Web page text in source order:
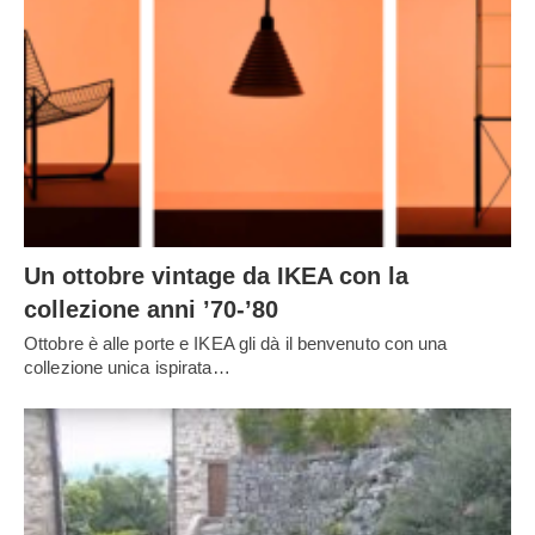
Un ottobre vintage da IKEA con la
collezione anni ’70-’80
Ottobre è alle porte e IKEA gli dà il benvenuto con una
collezione unica ispirata…